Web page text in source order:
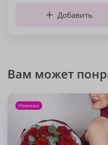
Добавить
Вам может
Новинка